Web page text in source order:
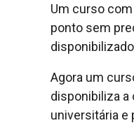
Um curso
ponto sem
Agora um
disponibiliza a
universitária e